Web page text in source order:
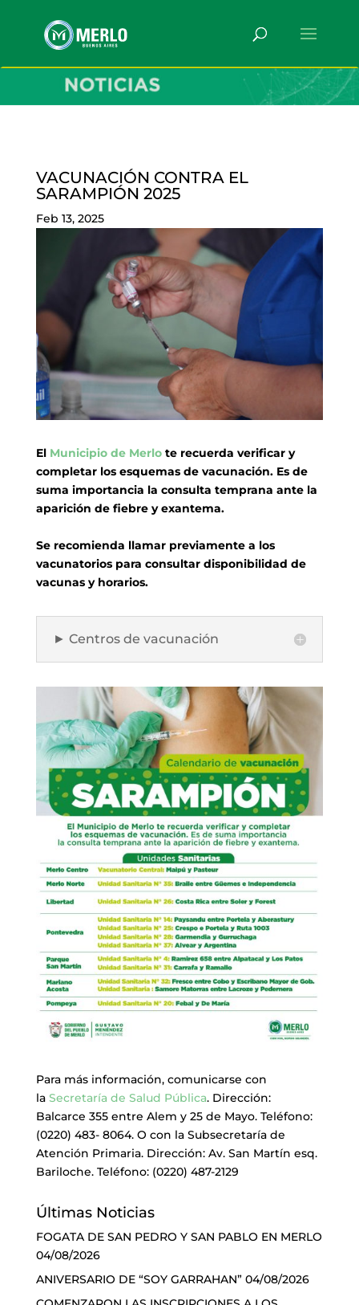
VACUNACIÓN CONTRA EL
SARAMPIÓN 2025
Feb 13, 2025
El Municipio de Merlote recuerda verificar y
completar los esquemas de vacunación. Es de
suma importancia la consulta temprana ante la
aparición de fiebre y exantema.
Se recomienda llamar previamente a los
vacunatorios para consultar disponibilidad de
vacunas y horarios.
► Centros de vacunación
Para más información, comunicarse con
la Secretaría de Salud Pública. Dirección:
Balcarce 355 entre Alem y 25 de Mayo. Teléfono:
(0220) 483- 8064. O con la Subsecretaría de
Atención Primaria. Dirección: Av. San Martín esq.
Bariloche. Teléfono: (0220) 487-2129
Últimas Noticias
FOGATA DE SAN PEDRO Y SAN PABLO EN MERLO
04/08/2026
ANIVERSARIO DE “SOY GARRAHAN” 04/08/2026